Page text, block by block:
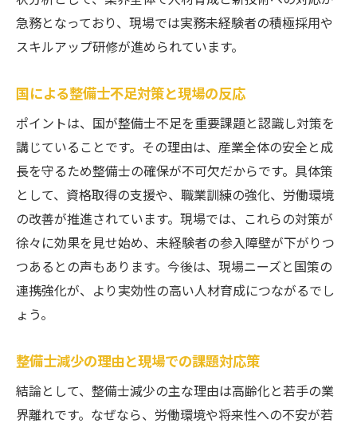
急務となっており、現場では実務未経験者の積極採用や
スキルアップ研修が進められています。
国による整備士不足対策と現場の反応
ポイントは、国が整備士不足を重要課題と認識し対策を
講じていることです。その理由は、産業全体の安全と成
長を守るため整備士の確保が不可欠だからです。具体策
として、資格取得の支援や、職業訓練の強化、労働環境
の改善が推進されています。現場では、これらの対策が
徐々に効果を見せ始め、未経験者の参入障壁が下がりつ
つあるとの声もあります。今後は、現場ニーズと国策の
連携強化が、より実効性の高い人材育成につながるでし
ょう。
整備士減少の理由と現場での課題対応策
結論として、整備士減少の主な理由は高齢化と若手の業
界離れです。なぜなら、労働環境や将来性への不安が若